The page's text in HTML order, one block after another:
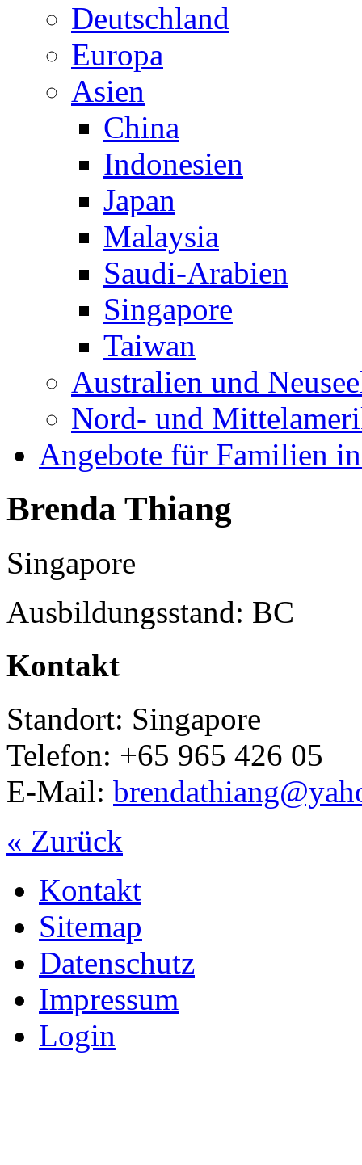
Deutschland
Europa
Asien
China
Indonesien
Japan
Malaysia
Saudi-Arabien
Singapore
Taiwan
Australien und
Nord- und
Angebote für Familien
Brenda Thiang
Singapore
Ausbildungsstand: BC
Kontakt
Standort: Singapore
Telefon: +65 965 426 05
E-Mail:
« Zurück
Kontakt
Sitemap
Datenschutz
Impressum
Login